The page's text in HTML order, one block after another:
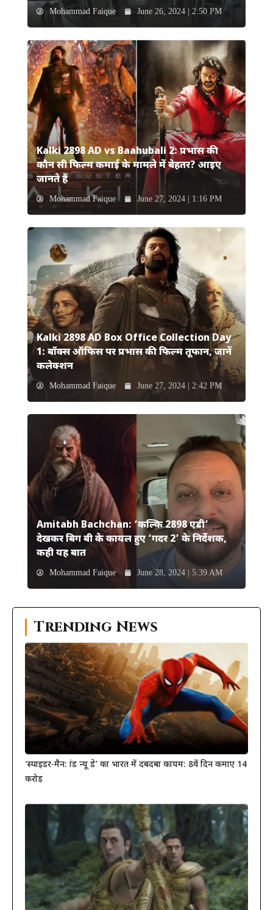
Mohammad Faique June 26, 2024 | 2:50 PM
Kalki 2898 AD vs Baahubali 2: प्रभास की
कौन सी फिल्म कमाई के मामले में बेहतर? आइए
जानते हैं
Mohammad Faique June 27, 2024 | 1:16 PM
Kalki 2898 AD Box Office Collection Day
1: बॉक्स ऑफिस पर प्रभास की फिल्म तूफान, जानें
कलेक्शन
Mohammad Faique June 27, 2024 | 2:42 PM
Amitabh Bachchan: ‘कल्कि 2898 एडी’
देखकर बिग बी के कायल हुए ‘गदर 2’ के निर्देशक,
कही यह बात
Mohammad Faique June 28, 2024 | 5:39 AM
Trending News
‘स्पाइडर-मैन: ब्रांड न्यू डे’ का भारत में दबदबा कायम: 8वें दिन कमाए 14
करोड़